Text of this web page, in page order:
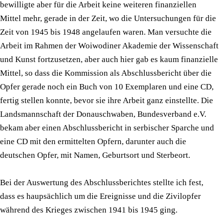
bewilligte aber für die Arbeit keine weiteren finanziellen
Mittel mehr, gerade in der Zeit, wo die Untersuchungen für die
Zeit von 1945 bis 1948 angelaufen waren. Man versuchte die
Arbeit im Rahmen der Woiwodiner Akademie der Wissenschaft
und Kunst fortzusetzen, aber auch hier gab es kaum finanzielle
Mittel, so dass die Kommission als Abschlussbericht über die
Opfer gerade noch ein Buch von 10 Exemplaren und eine CD,
fertig stellen konnte, bevor sie ihre Arbeit ganz einstellte. Die
Landsmannschaft der Donauschwaben, Bundesverband e.V.
bekam aber einen Abschlussbericht in serbischer Sparche und
eine CD mit den ermittelten Opfern, darunter auch die
deutschen Opfer, mit Namen, Geburtsort und Sterbeort.
Bei der Auswertung des Abschlussberichtes stellte ich fest,
dass es haupsächlich um die Ereignisse und die Zivilopfer
während des Krieges zwischen 1941 bis 1945 ging.